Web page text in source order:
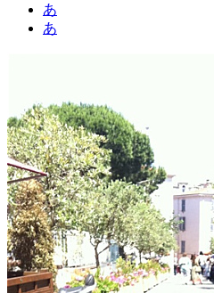
あ
あ